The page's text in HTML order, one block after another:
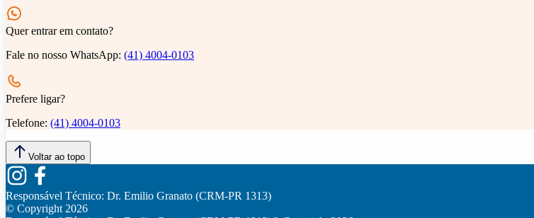
Quer entrar em contato?
Fale no nosso WhatsApp: (41) 4004-0103
Prefere ligar?
Telefone: (41) 4004-0103
Voltar ao topo
Responsável Técnico: Dr. Emilio Granato (CRM-PR 1313)
© Copyright 2026